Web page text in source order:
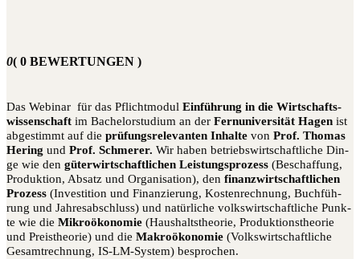
0( 0 BEWERTUNGEN )
Das Web­i­nar für das Pflicht­mo­dul Ein­füh­rung in die Wirt­schafts­
wis­sen­schaft im Bache­lor­stu­di­um an der Fern­uni­ver­si­tät Hagen ist
abge­stimmt auf die prü­fungs­re­le­van­ten Inhal­te von Prof. Tho­mas
Hering und Prof. Schme­rer. Wir haben betriebs­wirt­schaft­li­che Din­
ge wie den güter­wirt­schaft­li­chen Leis­tungs­pro­zess (Beschaf­fung,
Pro­duk­ti­on, Absatz und Orga­ni­sa­ti­on), den finanz­wirt­schaft­li­chen
Pro­zess (Inves­ti­ti­on und Finan­zie­rung, Kos­ten­rech­nung, Buch­füh­
rung und Jah­res­ab­schluss) und natür­li­che volks­wirt­schaft­li­che Punk­
te wie die Mikro­öko­no­mie (Haus­halts­theo­rie, Pro­duk­ti­ons­theo­rie
und Preis­theo­rie) und die Makro­öko­no­mie (Volks­wirt­schaft­li­che
Gesamt­rech­nung, IS-LM-Sys­tem) besprochen.